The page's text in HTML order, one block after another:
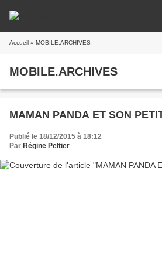
Accueil » MOBILE.ARCHIVES
MOBILE.ARCHIVES
MAMAN PANDA ET SON
Publié le 18/12/2015 à 18:12
Par Régine Peltier